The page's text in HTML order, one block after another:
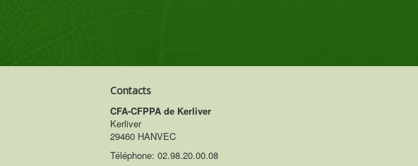
Contacts
CFA-CFPPA de Kerliver
Kerliver
29460 HANVEC
Téléphone: 02.98.20.00.08